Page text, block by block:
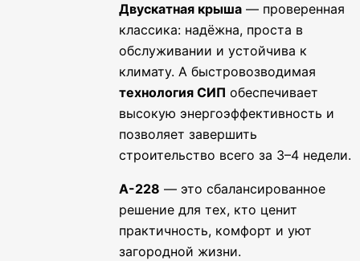
Двускатная крыша — проверенная
классика: надёжна, проста в
обслуживании и устойчива к
климату. А быстровозводимая
технология СИП обеспечивает
высокую энергоэффективность и
позволяет завершить
строительство всего за 3–4 недели.
А-228 — это сбалансированное
решение для тех, кто ценит
практичность, комфорт и уют
загородной жизни.